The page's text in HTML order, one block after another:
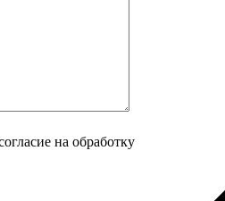
на обработку